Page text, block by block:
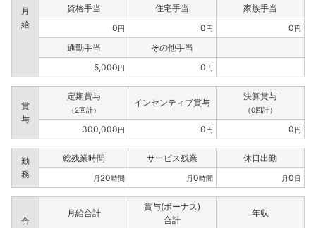
月
給
資格手当 住宅手当
家族手当
0円 0円 0円
通勤手当
その他手当
5,000円 0円
賞
与
定期賞与
（2回計）
インセンティブ賞与
決算賞与
（0回計）
300,000円 0円 0円
勤
務
総残業時間 サービス残業 休日出勤
月 20時間 月0時間 月0日
合
月給合計
賞与(ボーナス)
合計
年収